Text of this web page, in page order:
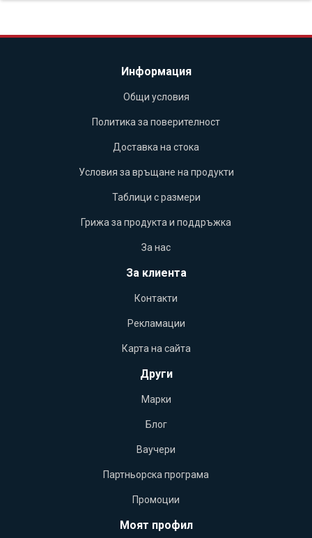
Информация
Общи условия
Политика за поверителност
Доставка на стока
Условия за връщане на продукти
Таблици с размери
Грижа за продукта и поддръжка
За нас
За клиента
Контакти
Рекламации
Карта на сайта
Други
Марки
Блог
Ваучери
Партньорска програма
Промоции
Моят профил